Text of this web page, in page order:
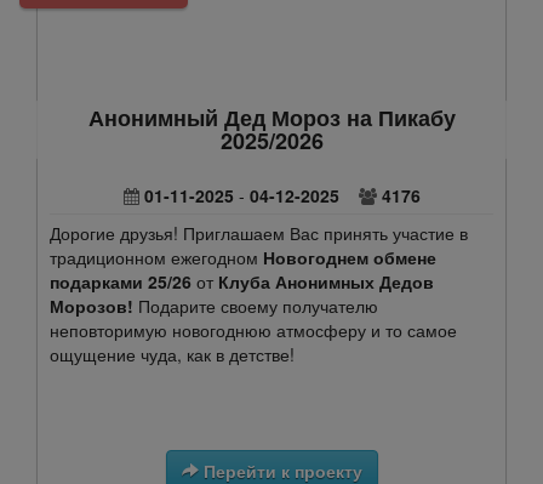
Анонимный Дед Мороз на Пикабу
2025/2026
01-11-2025 - 04-12-2025
4176
Дорогие друзья! Приглашаем Вас принять участие в
традиционном ежегодном Новогоднем обмене
подарками 25/26 от Клуба Анонимных Дедов
Морозов! Подарите своему получателю
неповторимую новогоднюю атмосферу и то самое
ощущение чуда, как в детстве!
Перейти к проекту